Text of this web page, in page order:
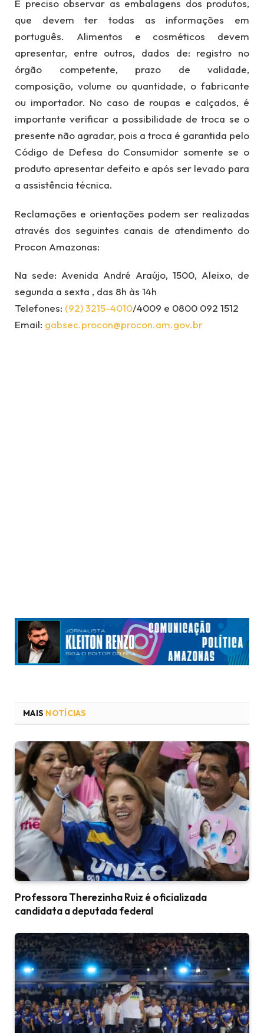
É preciso observar as embalagens dos produtos,
que devem ter todas as informações em
português. Alimentos e cosméticos devem
apresentar, entre outros, dados de: registro no
órgão competente, prazo de validade,
composição, volume ou quantidade, o fabricante
ou importador. No caso de roupas e calçados, é
importante verificar a possibilidade de troca se o
presente não agradar, pois a troca é garantida pelo
Código de Defesa do Consumidor somente se o
produto apresentar defeito e após ser levado para
a assistência técnica.
Reclamações e orientações podem ser realizadas
através dos seguintes canais de atendimento do
Procon Amazonas:
Na sede: Avenida André Araújo, 1500, Aleixo, de
segunda a sexta , das 8h às 14h
Telefones: (92) 3215-4010/4009 e 0800 092 1512
Email: gabsec.procon@procon.am.gov.br
MAIS NOTÍCIAS
Professora Therezinha Ruiz é oficializada
candidata a deputada federal